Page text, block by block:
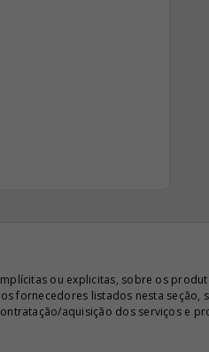
ou explicitas, sobre os
fornecedores listados nesta
aquisição dos serviços e